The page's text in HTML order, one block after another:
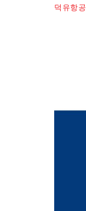
덕유항공